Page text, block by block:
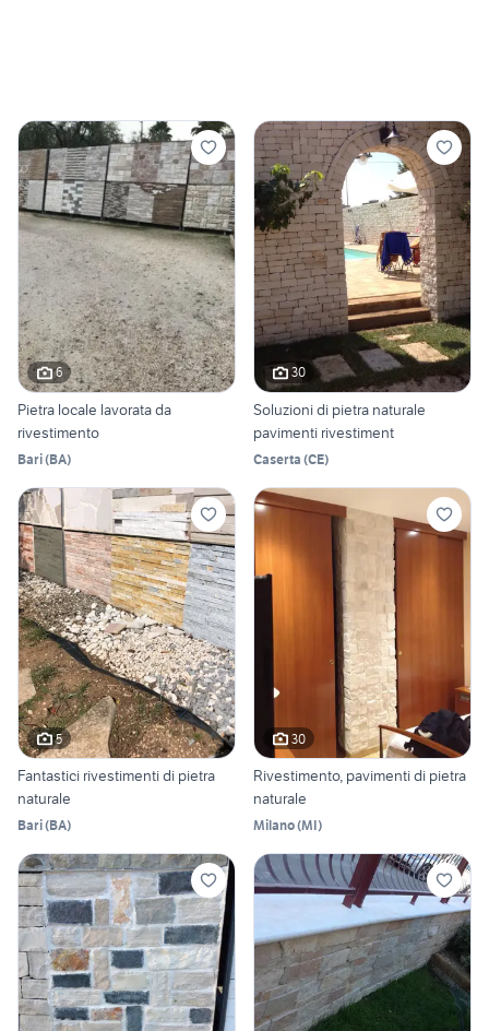
6
Pietra locale lavorata da
rivestimento
Bari(BA)
30
Soluzioni di pietra naturale
pavimenti rivestiment
Caserta (CE)
5
Fantastici rivestimenti di pietra
naturale
Bari(BA)
30
Rivestimento, pavimenti di pietra
naturale
Milano(MI)